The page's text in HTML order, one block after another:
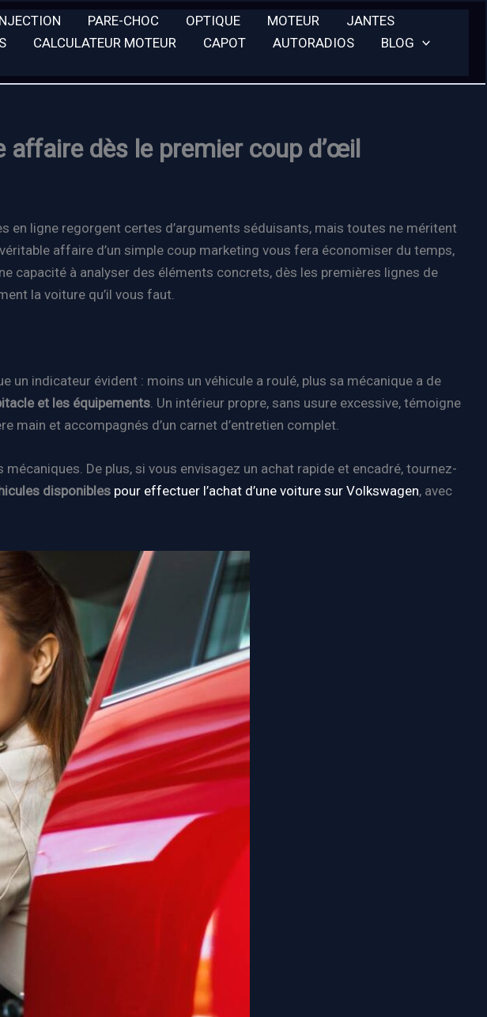
PARE-CHOC OPTIQUE MOTEUR
JANTES
CALCULATEUR MOTEUR CAPOT AUTORADIOS
BLOG
affaire dès le premier coup d’œil
en ligne regorgent certes d’arguments séduisants, mais toutes ne méritent
affaire d’un simple coup marketing vous fera économiser du temps,
capacité à analyser des éléments concrets, dès les premières lignes de
la voiture qu’il vous faut.
indicateur évident : moins un véhicule a roulé, plus sa mécanique a de
et les équipements . Un intérieur propre, sans usure excessive, témoigne
main et accompagnés d’un carnet d’entretien complet.
De plus, si vous envisagez un achat rapide et encadré, tournez-
disponibles pour effectuer l’achat d’une voiture sur Volkswagen, avec